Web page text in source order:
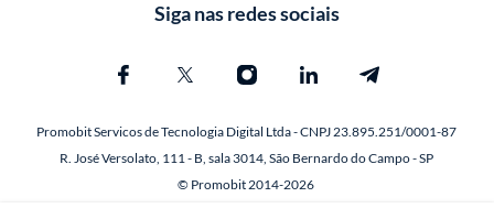
Siga nas redes sociais
Promobit Servicos de Tecnologia Digital Ltda - CNPJ 23.895.251/0001-87
R. José Versolato, 111 - B, sala 3014, São Bernardo do Campo - SP
© Promobit 2014-2026